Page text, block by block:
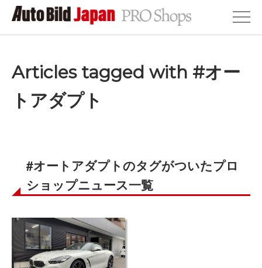
Articles tagged with #オー
トアダプト
#オートアダプトのタグがついたプロ
ショップニュース一覧